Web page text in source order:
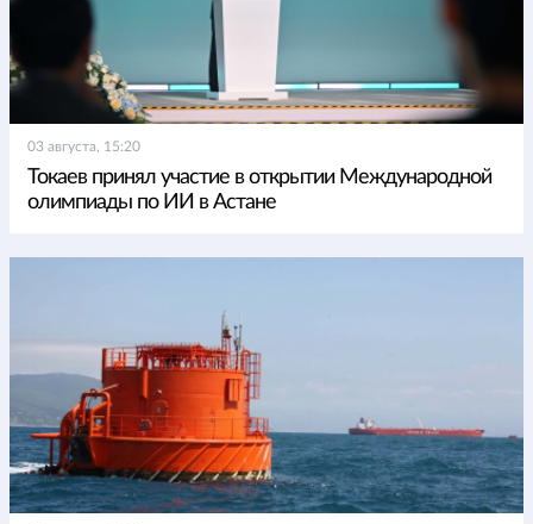
03 августа, 15:20
Токаев принял участие в открытии Международной
олимпиады по ИИ в Астане